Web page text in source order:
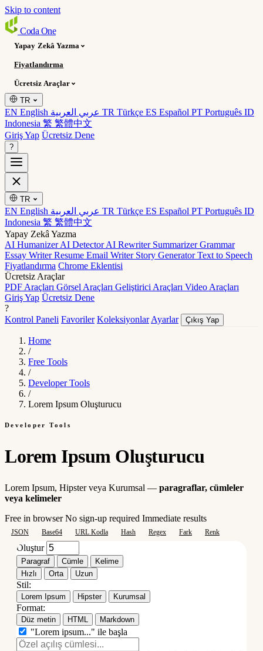
Skip to content
Coda One
Yapay Zekâ Yazma
Fiyatlandırma
Ücretsiz Araçlar
TR
EN English TR Türkçe ES Español PT Português ID
Indonesia 繁 繁體中文
Giriş Yap Ücretsiz Dene
?
TR
EN English TR Türkçe ES Español PT Português ID
Indonesia 繁 繁體中文
Yapay Zekâ Yazma
AI HumanizerAI DetectorAI Rewriter SummarizerGrammar
Essay WriterResume Email Writer Story GeneratorText to Speech
Fiyatlandırma Chrome Eklentisi
Ücretsiz Araçlar
PDF Araçları Görsel Araçları Geliştirici Araçları Video Araçları
Giriş Yap Ücretsiz Dene
?
Kontrol Paneli Favoriler Koleksiyonlar Ayarlar Çıkış Yap
Home
/
Free Tools
/
Developer Tools
/
Lorem Ipsum Oluşturucu
Developer Tools
Lorem Ipsum Oluşturucu
Lorem Ipsum, Hipster veya Kurumsal — paragraflar, cümleler
veya kelimeler
Free in browserNo sign-up required Immediate results
JSON Base64 URL Kodla Hash Regex Fark Renk
Oluştur
Paragraf Cümle
Kelime
Hızlı
Orta Uzun
Stil:
Lorem Ipsum Hipster Kurumsal
Format:
Düz metin HTML Markdown
"Lorem ipsum..." ile başla